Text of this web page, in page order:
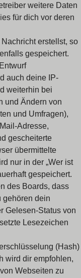
weitere Daten
für dich vor deren
erstellst, so
gespeichert.
auch deine IP-
weiterhin bei
und Ändern von
und Umfragen),
Adresse,
gescheiterte
übermittelte
nur in der „Wer ist
gespeichert.
des Boards, dass
gehören dein
Gelesen-Status von
Lesezeichen
(Hash)
wird dir empfohlen,
Webseiten zu